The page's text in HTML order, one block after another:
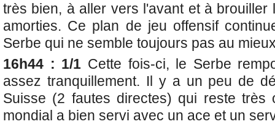
très bien, à aller vers l'avant et à brouiller
amorties. Ce plan de jeu offensif
Serbe qui ne semble toujours pas au
16h44 : 1/1 Cette fois-ci, le Serbe
assez tranquillement. Il y a un peu de
Suisse (2 fautes directes) qui reste très
mondial a bien servi avec un ace et un